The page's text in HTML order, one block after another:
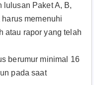
lulusan Paket A, B,
memenuhi
atau rapor yang telah
berumur minimal 16
pada saat